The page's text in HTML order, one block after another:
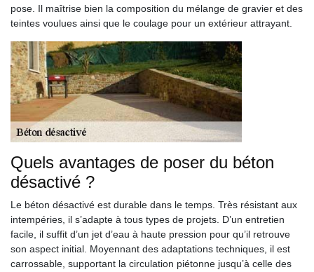
pose. Il maîtrise bien la composition du mélange de gravier et des
teintes voulues ainsi que le coulage pour un extérieur attrayant.
Quels avantages de poser du béton
désactivé ?
Le béton désactivé est durable dans le temps. Très résistant aux
intempéries, il s’adapte à tous types de projets. D’un entretien
facile, il suffit d’un jet d’eau à haute pression pour qu’il retrouve
son aspect initial. Moyennant des adaptations techniques, il est
carrossable, supportant la circulation piétonne jusqu’à celle des